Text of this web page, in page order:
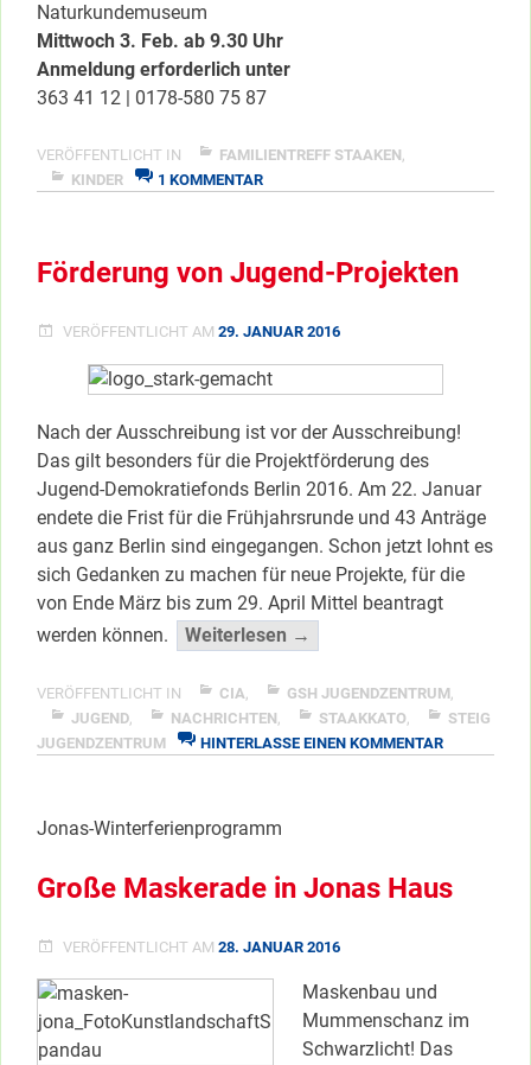
Naturkundemuseum
Mittwoch 3. Feb. ab 9.30 Uhr
Anmeldung erforderlich unter
363 41 12 | 0178-580 75 87
VERÖFFENTLICHT IN FAMILIENTREFF STAAKEN,
KINDER
1 KOMMENTARZU
REX
TRISTAN
Förderung von Jugend-Projekten
VERÖFFENTLICHT AM 29. JANUAR 2016
Nach der Ausschreibung ist vor der Ausschreibung!
Das gilt besonders für die Projektförderung des
Jugend-Demokratiefonds Berlin 2016. Am 22. Januar
endete die Frist für die Frühjahrsrunde und 43 Anträge
aus ganz Berlin sind eingegangen. Schon jetzt lohnt es
sich Gedanken zu machen für neue Projekte, für die
von Ende März bis zum 29. April Mittel beantragt
werden können.
Weiterlesen →
Jugend-
Projekten”
</span
VERÖFFENTLICHT IN CIA GSH JUGENDZENTRUM
JUGEND
NACHRICHTEN STAAKKATO
STEIG
JUGENDZENTRUM
HINTERLASSE EINEN KOMMENTARZU
FÖRDERUNG
Jonas-Winterferienprogramm
Große Maskerade in Jonas Haus
VERÖFFENTLICHT AM 28. JANUAR 2016
Maskenbau und
Mummenschanz im
Schwarzlicht! Das